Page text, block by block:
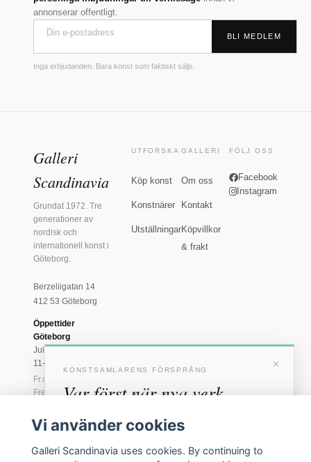
annonserar offentligt.
BLI MEDLEM
Inga erbjudanden. Bara konst som faktiskt säljs.
Galleri
Scandinavia
Grundat 1972. Tre
generationer av
nordisk och
internationell konst i
Göteborg.
Berzeliigatan 14
412 53 Göteborg
Öppettider
Göteborg
Juli: Tis 11-18 · Lör
11-16
Fr.o.m. augusti: Tis-
Fre 11-18 · Lör 11-
Marstrand
2026
UTFORSKA
Köp konst
Konstnärer
Utställningar
GALLERI
Om oss
Kontakt
Köpvillkor
& frakt
FÖLJ OSS
Facebook
Instagram
×
KONSTSAMLARENS FÖRSPRÅNG
Var först när nya verk
anländer
inbjudningar till vernissage, innan vi annonserar
Vi använder cookies
Galleri Scandinavia uses cookies. By continuing to